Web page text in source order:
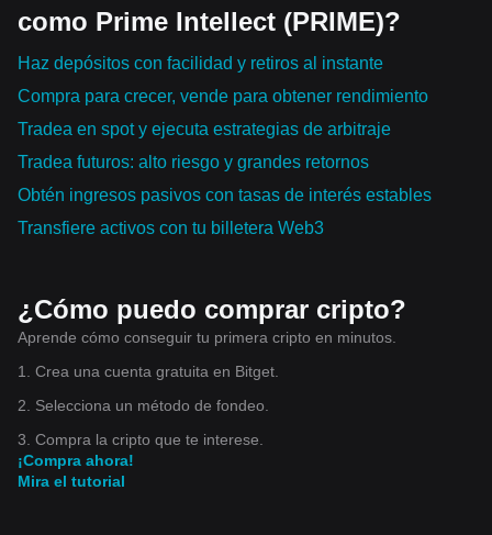
como Prime Intellect (PRIME)?
Haz depósitos con facilidad y retiros al instante
Compra para crecer, vende para obtener rendimiento
Tradea en spot y ejecuta estrategias de arbitraje
Tradea futuros: alto riesgo y grandes retornos
Obtén ingresos pasivos con tasas de interés estables
Transfiere activos con tu billetera Web3
¿Cómo puedo comprar cripto?
Aprende cómo conseguir tu primera cripto en minutos.
1. Crea una cuenta gratuita en Bitget.
2. Selecciona un método de fondeo.
3. Compra la cripto que te interese.
¡Compra ahora!
Mira el tutorial